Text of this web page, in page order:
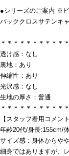
●シリーズのご案内 ※ビ
バッククロスサテンキ
＊＊＊＊＊＊＊＊＊＊
透け感：なし
裏地：あり
伸縮性：あり
光沢感：なし
生地の厚さ：普通
＊＊＊＊＊＊＊＊＊＊
【スタッフ着用コメント
年齢20代/身長:155cm/
サイズ感：身体からや
細身ではありますが、